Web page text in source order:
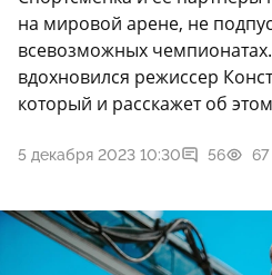
на мировой арене, не
всевозможных
вдохновился режиссер
который и расскажет об
5 декабря 2023 10:30 56 67